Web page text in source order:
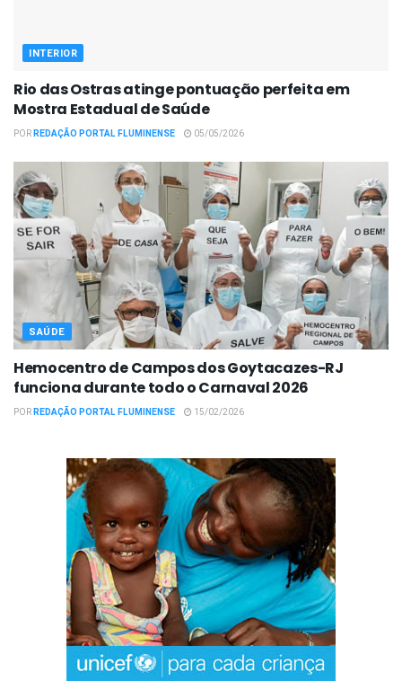
INTERIOR
Rio das Ostras atinge pontuação perfeita em
Mostra Estadual de Saúde
PORREDAÇÃO PORTAL FLUMINENSE 05/05/2026
SAÚDE
Hemocentro de Campos dos Goytacazes-RJ
funciona durante todo o Carnaval 2026
PORREDAÇÃO PORTAL FLUMINENSE 15/02/2026